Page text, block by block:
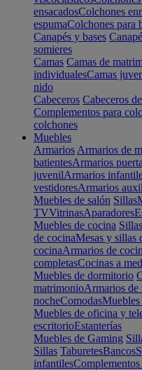
ensacadosColchones
espumaColchones para
Canapés y bases
somieres
Camas Camas de
individualesCamas
nido
Cabeceros Cabeceros
Complementos para
colchones
Muebles
Armarios Armarios de
batientesArmarios
juvenilArmarios
vestidoresArmarios
Muebles de salón Sillas
TVVitrinasAparadores
Muebles de cocina
de cocinaMesas y sillas
cocinaArmarios de
completasCocinas a
Muebles de dormitorio
matrimonioArmarios de
nocheComodas
Muebles de oficina y
escritorioEstanterías
Muebles de Gaming
Sillas TaburetesBancos
infantiles